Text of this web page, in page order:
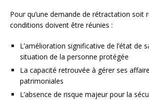
Pour qu’une demande de rétractation soit
conditions doivent être réunies :
L’amélioration significative de l’état de
situation de la personne protégée
La capacité retrouvée à gérer ses
patrimoniales
L’absence de risque majeur pour la